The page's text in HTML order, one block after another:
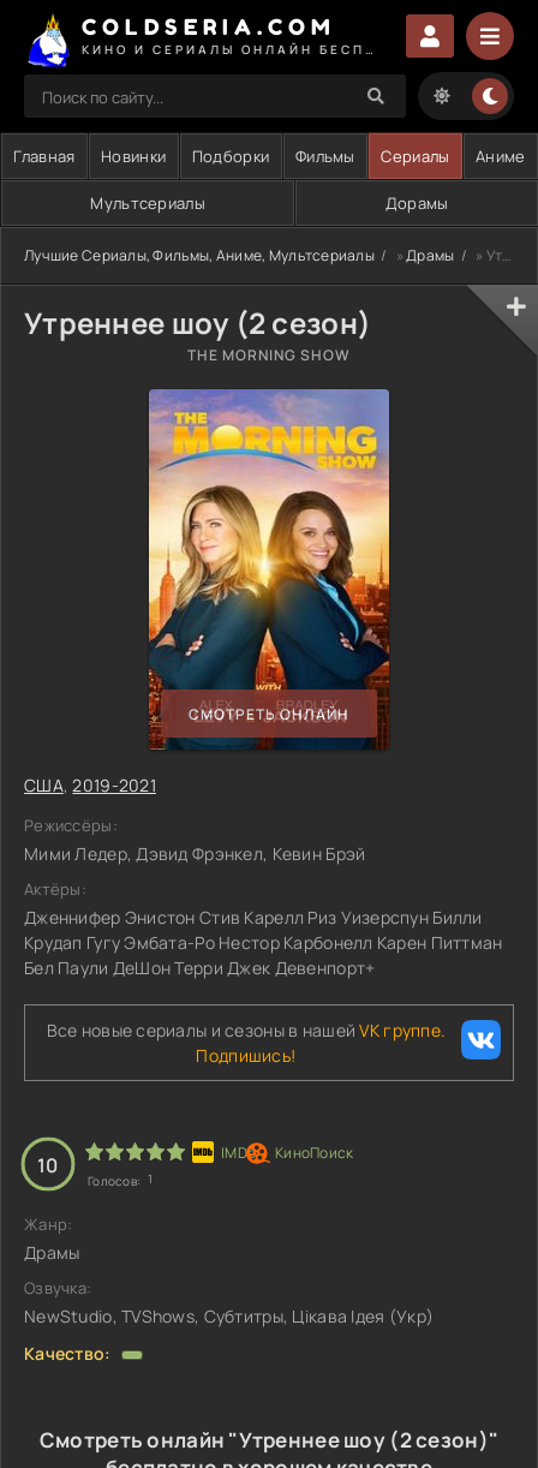
COLDSERIA.COM
Главная Новинки Подборки Фильмы Сериалы Аниме
Мультсериалы Дорамы
Лучшие Сериалы, Фильмы, Аниме, Мультсериалы »Драмы » Утреннее шоу (2 сезон)
Утреннее шоу (2 сезон)
THE MORNING SHOW
СМОТРЕТЬ ОНЛАЙН
США,2019-2021
Режиссёры:
Мими Ледер, Дэвид Фрэнкел, Кевин Брэй
Актёры:
Дженнифер Энистон Стив Карелл Риз Уизерспун Билли
Крудап Гугу Эмбата-Ро Нестор Карбонелл Карен Питтман
Бел Паули ДеШон Терри Джек Девенпорт+
Все новые сериалы и сезоны в нашейVK группе.
Подпишись!
10
Голосов: 1
Жанр:
Драмы
Озвучка:
NewStudio, TVShows, Субтитры, Цікава Ідея (Укр)
Качество:
Смотреть онлайн "Утреннее шоу (2 сезон)"